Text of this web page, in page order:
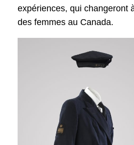
expériences, qui changeront
des femmes au Canada.